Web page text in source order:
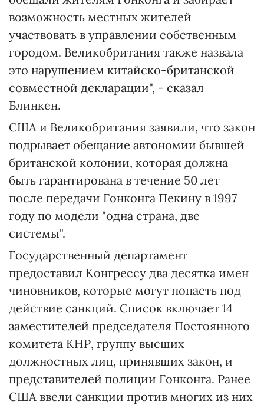
возможность местных жителей
участвовать в управлении собственным
городом. Великобритания также назвала
это нарушением китайско-британской
совместной декларации", - сказал
Блинкен.
США и Великобритания заявили, что закон
подрывает обещание автономии бывшей
британской колонии, которая должна
быть гарантирована в течение 50 лет
после передачи Гонконга Пекину в 1997
году по модели "одна страна, две
системы".
Государственный департамент
предоставил Конгрессу два десятка имен
чиновников, которые могут попасть под
действие санкций. Список включает 14
заместителей председателя Постоянного
комитета КНР, группу высших
должностных лиц, принявших закон, и
представителей полиции Гонконга. Ранее
США ввели санкции против многих из них